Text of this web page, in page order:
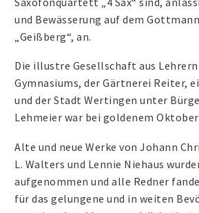
und Bewässerung auf dem
„Geißberg“, an.
Die illustre Gesellschaft aus Lehrern
Gymnasiums, der Gärtnerei Reiter,
und der Stadt Wertingen unter
Lehmeier war bei goldenem
Alte und neue Werke von Johann
L. Walters und Lennie Niehaus
aufgenommen und alle Redner
für das gelungene und in weiten